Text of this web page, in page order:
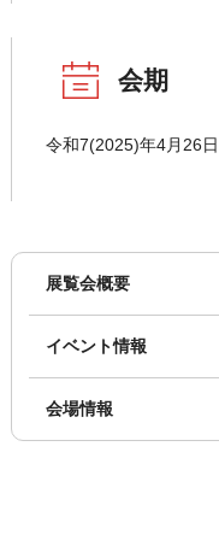
会期
令和7(2025)年4月26
展覧会概要
イベント情報
会場情報